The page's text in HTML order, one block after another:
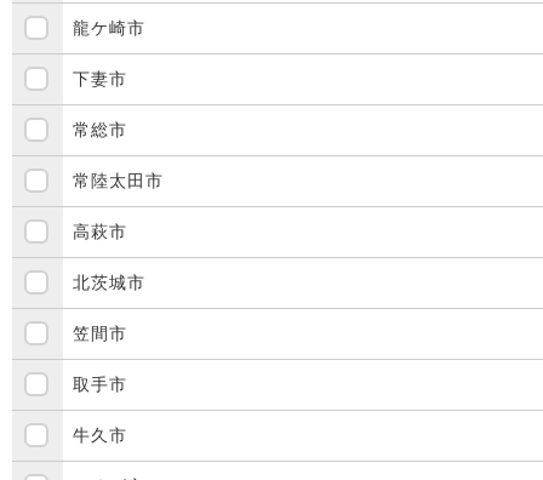
龍ケ崎市
下妻市
常総市
常陸太田市
高萩市
北茨城市
笠間市
取手市
牛久市